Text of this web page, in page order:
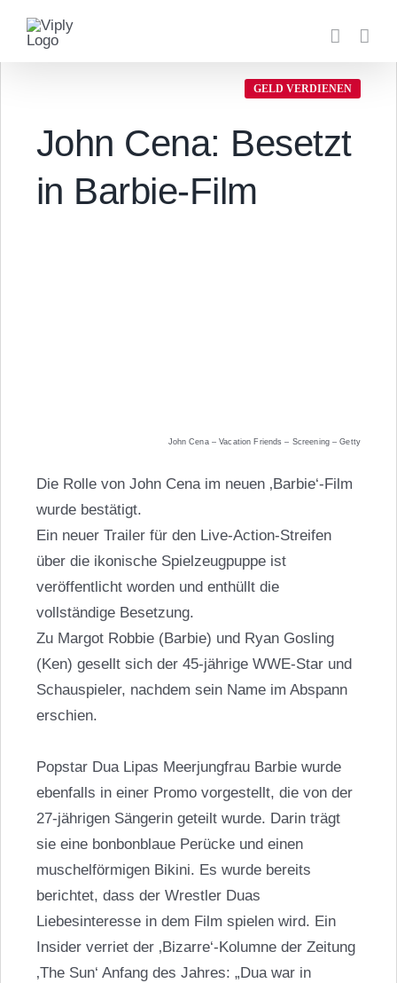
Inhalt
springen
GELD VERDIENEN
John Cena: Besetzt
in Barbie-Film
John Cena – Vacation Friends – Screening – Getty
Die Rolle von John Cena im neuen ‚Barbie‘-Film
wurde bestätigt.
Ein neuer Trailer für den Live-Action-Streifen
über die ikonische Spielzeugpuppe ist
veröffentlicht worden und enthüllt die
vollständige Besetzung.
Zu Margot Robbie (Barbie) und Ryan Gosling
(Ken) gesellt sich der 45-jährige WWE-Star und
Schauspieler, nachdem sein Name im Abspann
erschien.
Popstar Dua Lipas Meerjungfrau Barbie wurde
ebenfalls in einer Promo vorgestellt, die von der
27-jährigen Sängerin geteilt wurde. Darin trägt
sie eine bonbonblaue Perücke und einen
muschelförmigen Bikini. Es wurde bereits
berichtet, dass der Wrestler Duas
Liebesinteresse in dem Film spielen wird. Ein
Insider verriet der ‚Bizarre‘-Kolumne der Zeitung
‚The Sun‘ Anfang des Jahres: „Dua war in